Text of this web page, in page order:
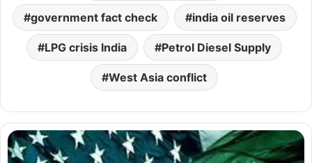
government fact check india oil reserves
LPG crisis India Petrol Diesel Supply
West Asia conflict